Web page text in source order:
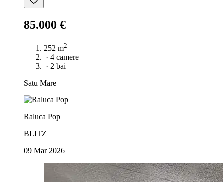
85.000 €
252 m2
· 4 camere
· 2 bai
Satu Mare
Raluca Pop
BLITZ
09 Mar 2026